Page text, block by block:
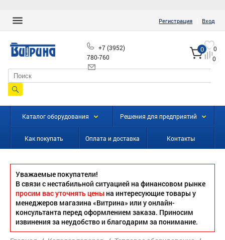
Регистрация Вход
+7 (3952)
780-760
0
0
0
Каталог оборудования Решения для предприятий
Как покупать Оплата и доставка Контакты
Уважаемые покупатели!
В связи с нестабильной ситуацией на финансовом рынке
просим вас уточнять цены на интересующие товары у
менеджеров магазина «Витрина» или у онлайн-
консультанта перед оформлением заказа. Приносим
извинения за неудобство и благодарим за понимание.